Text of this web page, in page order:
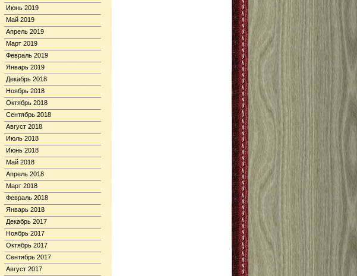
Июнь 2019
Май 2019
Апрель 2019
Март 2019
Февраль 2019
Январь 2019
Декабрь 2018
Ноябрь 2018
Октябрь 2018
Сентябрь 2018
Август 2018
Июль 2018
Июнь 2018
Май 2018
Апрель 2018
Март 2018
Февраль 2018
Январь 2018
Декабрь 2017
Ноябрь 2017
Октябрь 2017
Сентябрь 2017
Август 2017